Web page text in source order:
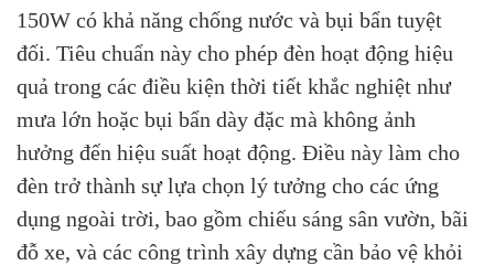
150W có khả năng chống nước và bụi bẩn tuyệt
đối. Tiêu chuẩn này cho phép đèn hoạt động hiệu
quả trong các điều kiện thời tiết khắc nghiệt như
mưa lớn hoặc bụi bẩn dày đặc mà không ảnh
hưởng đến hiệu suất hoạt động. Điều này làm cho
đèn trở thành sự lựa chọn lý tưởng cho các ứng
dụng ngoài trời, bao gồm chiếu sáng sân vườn, bãi
đỗ xe, và các công trình xây dựng cần bảo vệ khỏi